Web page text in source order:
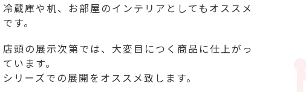
冷蔵庫や机、お部屋のインテリアとしてもオススメ
です。
店頭の展示次第では、大変目につく商品に仕上がっ
ています。
シリーズでの展開をオススメ致します。